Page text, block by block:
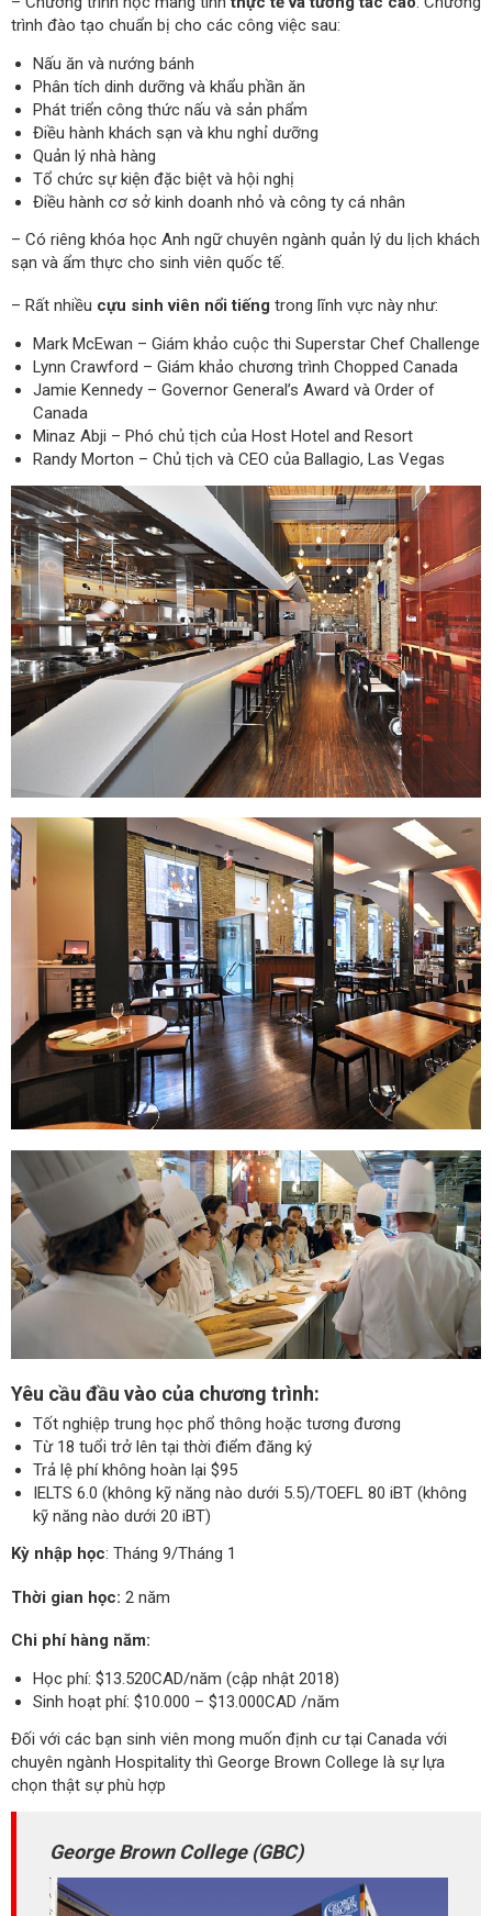
trình đào tạo chuẩn bị cho các công việc sau:
Nấu ăn và nướng bánh
Phân tích dinh dưỡng và khẩu phần ăn
Phát triển công thức nấu và sản phẩm
Điều hành khách sạn và khu nghỉ dưỡng
Quản lý nhà hàng
Tổ chức sự kiện đặc biệt và hội nghị
Điều hành cơ sở kinh doanh nhỏ và công ty cá nhân
– Có riêng khóa học Anh ngữ chuyên ngành quản lý du lịch khách
sạn và ẩm thực cho sinh viên quốc tế.
– Rất nhiều cựu sinh viên nổi tiếng trong lĩnh vực này như:
Mark McEwan – Giám khảo cuộc thi Superstar Chef Challenge
Lynn Crawford – Giám khảo chương trình Chopped Canada
Jamie Kennedy – Governor General’s Award và Order of
Canada
Minaz Abji – Phó chủ tịch của Host Hotel and Resort
Randy Morton – Chủ tịch và CEO của Ballagio, Las Vegas
Yêu cầu đầu vào của chương trình:
Tốt nghiệp trung học phổ thông hoặc tương đương
Từ 18 tuổi trở lên tại thời điểm đăng ký
Trả lệ phí không hoàn lại $95
IELTS 6.0 (không kỹ năng nào dưới 5.5)/TOEFL 80 iBT (không
kỹ năng nào dưới 20 iBT)
Kỳ nhập học: Tháng 9/Tháng 1
Thời gian học: 2 năm
Chi phí hàng năm:
Học phí: $13.520CAD/năm (cập nhật 2018)
Sinh hoạt phí: $10.000 – $13.000CAD /năm
Đối với các bạn sinh viên mong muốn định cư tại Canada với
chuyên ngành Hospitality thì George Brown College là sự lựa
chọn thật sự phù hợp
George Brown College (GBC)